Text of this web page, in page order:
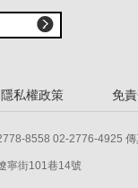

隱私權政策 免
8558 02-2776-4925
寧街101巷14號